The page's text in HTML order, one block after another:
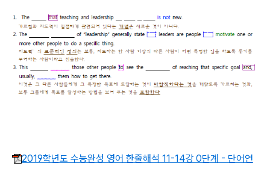
2019학년도 수능완성 영어 한줄해석 11-14강 0단계 - 단어연